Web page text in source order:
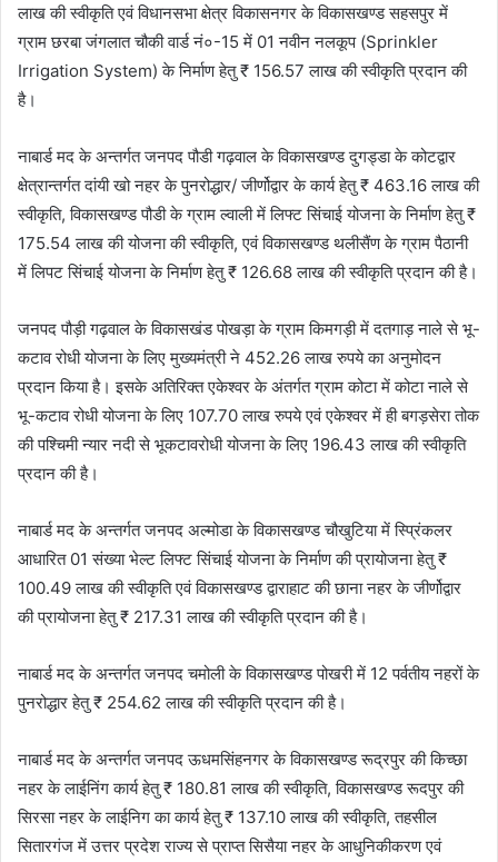
लाख की स्वीकृति एवं विधानसभा क्षेत्र विकासनगर के विकासखण्ड सहसपुर में
ग्राम छरबा जंगलात चौकी वार्ड नं०-15 में 01 नवीन नलकूप (Sprinkler
Irrigation System) के निर्माण हेतु ₹ 156.57 लाख की स्वीकृति प्रदान की
है।
नाबार्ड मद के अन्तर्गत जनपद पौडी गढ़वाल के विकासखण्ड दुगड्डा के कोटद्वार
क्षेत्रान्तर्गत दांयी खो नहर के पुनरोद्धार/ जीर्णोद्वार के कार्य हेतु ₹ 463.16 लाख की
स्वीकृति, विकासखण्ड पौडी के ग्राम ल्वाली में लिफ्ट सिंचाई योजना के निर्माण हेतु ₹
175.54 लाख की योजना की स्वीकृति, एवं विकासखण्ड थलीसैंण के ग्राम पैठानी
में लिपट सिंचाई योजना के निर्माण हेतु ₹ 126.68 लाख की स्वीकृति प्रदान की है।
जनपद पौड़ी गढ़वाल के विकासखंड पोखड़ा के ग्राम किमगड़ी में दतगाड़ नाले से भू-
कटाव रोधी योजना के लिए मुख्यमंत्री ने 452.26 लाख रुपये का अनुमोदन
प्रदान किया है। इसके अतिरिक्त एकेश्वर के अंतर्गत ग्राम कोटा में कोटा नाले से
भू-कटाव रोधी योजना के लिए 107.70 लाख रुपये एवं एकेश्वर में ही बगड़सेरा तोक
की पश्चिमी न्यार नदी से भूकटावरोधी योजना के लिए 196.43 लाख की स्वीकृति
प्रदान की है।
नाबार्ड मद के अन्तर्गत जनपद अल्मोडा के विकासखण्ड चौखुटिया में स्प्रिंकलर
आधारित 01 संख्या भेल्ट लिफ्ट सिंचाई योजना के निर्माण की प्रायोजना हेतु ₹
100.49 लाख की स्वीकृति एवं विकासखण्ड द्वाराहाट की छाना नहर के जीर्णोद्वार
की प्रायोजना हेतु ₹ 217.31 लाख की स्वीकृति प्रदान की है।
नाबार्ड मद के अन्तर्गत जनपद चमोली के विकासखण्ड पोखरी में 12 पर्वतीय नहरों के
पुनरोद्धार हेतु ₹ 254.62 लाख की स्वीकृति प्रदान की है।
नाबार्ड मद के अन्तर्गत जनपद ऊधमसिंहनगर के विकासखण्ड रूद्रपुर की किच्छा
नहर के लाईनिंग कार्य हेतु ₹ 180.81 लाख की स्वीकृति, विकासखण्ड रूदपुर की
सिरसा नहर के लाईनिग का कार्य हेतु ₹ 137.10 लाख की स्वीकृति, तहसील
सितारगंज में उत्तर प्रदेश राज्य से प्राप्त सिसैया नहर के आधुनिकीकरण एवं